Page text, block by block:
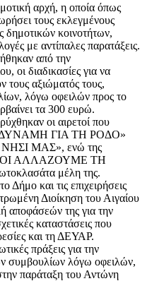
αρχή, η οποία όπως
τους εκλεγμένους
δημοτικών κοινοτήτων,
με αντίπαλες παρατάξεις.
από την
οι διαδικασίες για να
τους αξιώματός τους,
λόγω οφειλών προς το
τα 300 ευρώ.
οι αιρετοί που
ΔΥΝΑΜΗ ΓΙΑ ΤΗ ΡΟΔΟ»
ΜΑΣ», ενώ της
ΑΛΛΑΖΟΥΜΕ ΤΗ
μέλη της.
Δήμο και τις επιχειρήσεις
Διοίκηση του Αιγαίου
αποφάσεών της για την
καταστάσεις που
και τη ΔΕΥΑΡ.
πράξεις για την
συμβουλίων λόγω οφειλών,
παράταξη του Αντώνη